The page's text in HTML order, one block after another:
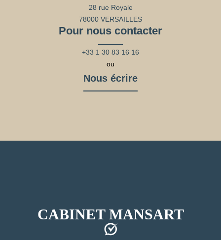
28 rue Royale
78000 VERSAILLES
Pour nous contacter
+33 1 30 83 16 16
ou
Nous écrire
CABINET MANSART